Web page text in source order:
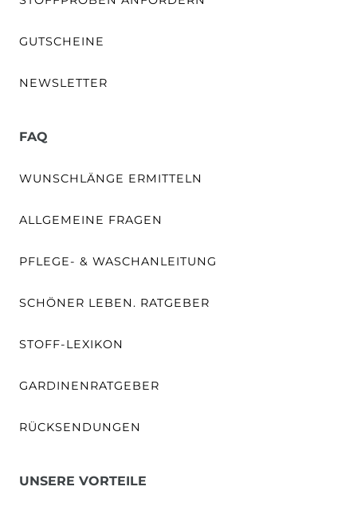
GUTSCHEINE
NEWSLETTER
FAQ
WUNSCHLÄNGE ERMITTELN
ALLGEMEINE FRAGEN
PFLEGE- & WASCHANLEITUNG
SCHÖNER LEBEN. RATGEBER
STOFF-LEXIKON
GARDINENRATGEBER
RÜCKSENDUNGEN
UNSERE VORTEILE